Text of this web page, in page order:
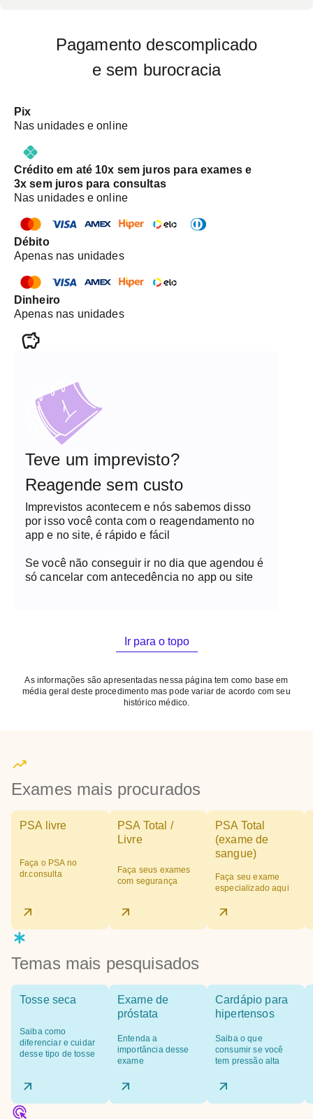
Pagamento descomplicado
e sem burocracia
Pix
Nas unidades e online
Crédito em até 10x sem juros para exames e
3x sem juros para consultas
Nas unidades e online
Débito
Apenas nas unidades
Dinheiro
Apenas nas unidades
Teve um imprevisto?
Reagende sem custo
Imprevistos acontecem e nós sabemos disso
por isso você conta com o reagendamento no
app e no site, é rápido e fácil
Se você não conseguir ir no dia que agendou é
só cancelar com antecedência no app ou site
Ir para o topo
As informações são apresentadas nessa página tem como base em
média geral deste procedimento mas pode variar de acordo com seu
histórico médico.
Exames mais procurados
PSA livre
Faça o PSA no
dr.consulta
PSA Total /
Livre
Faça seus exames
com segurança
PSA Total
(exame de
sangue)
Faça seu exame
especializado aqui
Temas mais pesquisados
Tosse seca
Saiba como
diferenciar e cuidar
desse tipo de tosse
Exame de
próstata
Entenda a
importância desse
exame
Cardápio para
hipertensos
Saiba o que
consumir se você
tem pressão alta